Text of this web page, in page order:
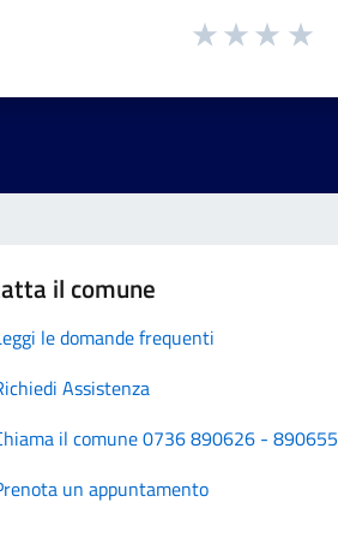
il comune
le domande frequenti
Assistenza
il comune 0736 890626 - 890655
un appuntamento